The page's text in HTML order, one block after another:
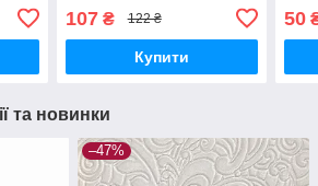
107₴ 122 ₴
Купити
50
та новинки
–47%